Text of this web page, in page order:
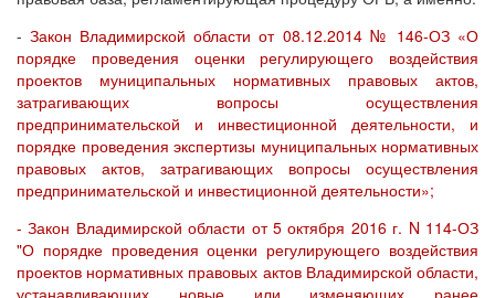
-Закон Владимирской области от 08.12.2014 № 146-ОЗ «О
порядке проведения оценки регулирующего воздействия
проектов муниципальных нормативных правовых актов,
затрагивающих вопросы осуществления
предпринимательской и инвестиционной деятельности, и
порядке проведения экспертизы муниципальных нормативных
правовых актов, затрагивающих вопросы осуществления
предпринимательской и инвестиционной деятельности»;
- Закон Владимирской области от 5 октября 2016 г. N 114-ОЗ
"О порядке проведения оценки регулирующего воздействия
проектов нормативных правовых актов Владимирской области,